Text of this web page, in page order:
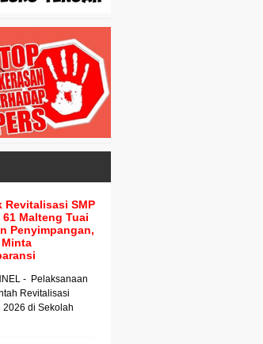
Revitalisasi SMP
61 Malteng Tuai
Penyimpangan,
Minta
- Pelaksanaan
Revitalisasi
2026 di Sekolah